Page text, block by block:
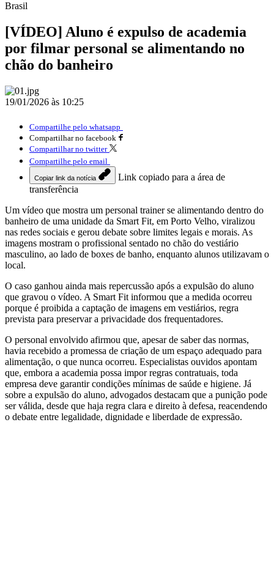
Brasil
[VÍDEO] Aluno é expulso de academia
por filmar personal se alimentando no
chão do banheiro
19/01/2026 às 10:25
Compartilhe pelo whatsapp
Compartilhar no facebook
Compartilhar no twitter
Compartilhe pelo email
Copiar link da notícia
Link copiado para a área de
transferência
Um vídeo que mostra um personal trainer se alimentando dentro do
banheiro de uma unidade da Smart Fit, em Porto Velho, viralizou
nas redes sociais e gerou debate sobre limites legais e morais. As
imagens mostram o profissional sentado no chão do vestiário
masculino, ao lado de boxes de banho, enquanto alunos utilizavam o
local.
O caso ganhou ainda mais repercussão após a expulsão do aluno
que gravou o vídeo. A Smart Fit informou que a medida ocorreu
porque é proibida a captação de imagens em vestiários, regra
prevista para preservar a privacidade dos frequentadores.
O personal envolvido afirmou que, apesar de saber das normas,
havia recebido a promessa de criação de um espaço adequado para
alimentação, o que nunca ocorreu. Especialistas ouvidos apontam
que, embora a academia possa impor regras contratuais, toda
empresa deve garantir condições mínimas de saúde e higiene. Já
sobre a expulsão do aluno, advogados destacam que a punição pode
ser válida, desde que haja regra clara e direito à defesa, reacendendo
o debate entre legalidade, dignidade e liberdade de expressão.